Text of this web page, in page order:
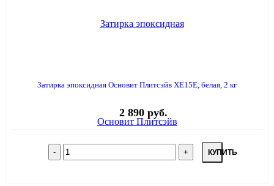
Затирка эпоксидная Основит Плитсэйв ХЕ15E, белая, 2 кг
2 890 руб.
КУПИТЬ